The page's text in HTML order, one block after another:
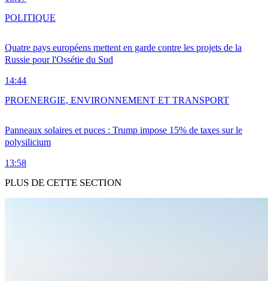
Quatre pays européens mettent en garde contre les projets de la
Russie pour l'Ossétie du Sud
14:44
POLITIQUE
Panneaux solaires et puces : Trump impose 15% de taxes sur le
polysilicium
13:58
PROENERGIE, ENVIRONNEMENT ET TRANSPORT
PLUS DE CETTE SECTION